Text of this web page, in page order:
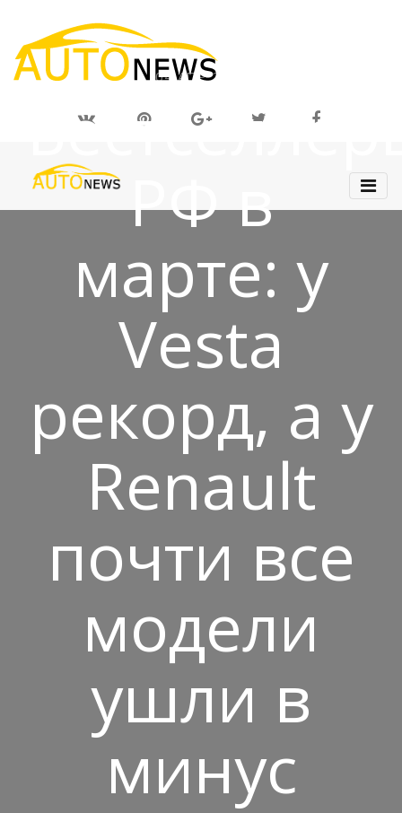
04 АПР 2019
РФ в
марте: у
Vesta
рекорд, а у
Renault
почти все
модели
ушли в
минус